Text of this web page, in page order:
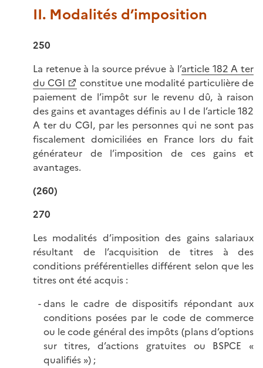
II. Modalités d’imposition
250
La retenue à la source prévue à l’article 182 A ter
du CGI
constitue une modalité particulière de
paiement de l’impôt sur le revenu dû, à raison
des gains et avantages définis au I de l’article 182
A ter du CGI, par les personnes qui ne sont pas
fiscalement domiciliées en France lors du fait
générateur de l’imposition de ces gains et
avantages.
(260)
270
Les modalités d’imposition des gains salariaux
résultant de l’acquisition de titres à des
conditions préférentielles différent selon que les
titres ont été acquis :
dans le cadre de dispositifs répondant aux
conditions posées par le code de commerce
ou le code général des impôts (plans d’options
sur titres, d’actions gratuites ou BSPCE «
qualifiés ») ;